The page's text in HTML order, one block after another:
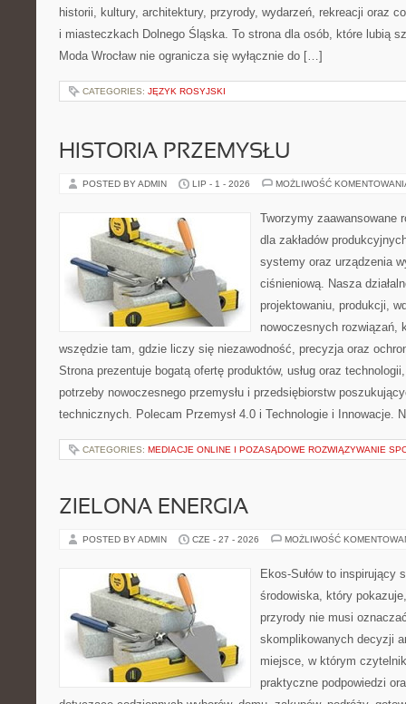
historii, kultury, architektury, przyrody, wydarzeń, rekreacji oraz
i miasteczkach Dolnego Śląska. To strona dla osób, które lubią
Moda Wrocław nie ogranicza się wyłącznie do […]
CATEGORIES: JĘZYK ROSYJSKI
HISTORIA PRZEMYSŁU
POSTED BY ADMIN LIP - 1 - 2026 MOŻLIWOŚĆ
Tworzymy zaawansowane
dla zakładów
systemy oraz urządzenia
ciśnieniową. Nasza
projektowaniu, produkcji,
nowoczesnych rozwiązań,
wszędzie tam, gdzie liczy się niezawodność, precyzja oraz
Strona prezentuje bogatą ofertę produktów, usług oraz
potrzeby nowoczesnego przemysłu i przedsiębiorstw
technicznych. Polecam Przemysł 4.0 i Technologie i Innowacje.
CATEGORIES: MEDIACJE ONLINE I POZASĄDOWE ROZWIĄZYWANIE
ZIELONA ENERGIA
POSTED BY ADMIN CZE - 27 - 2026 MOŻLIWOŚĆ
Ekos-Sułów to inspirujący
środowiska, który
przyrody nie musi
skomplikowanych decyzji
miejsce, w którym
praktyczne podpowiedzi